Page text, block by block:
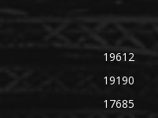
19612
19190
17685